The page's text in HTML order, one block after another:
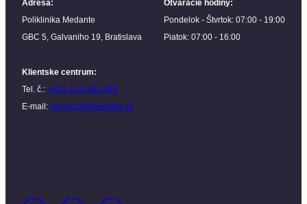
Adresa:
Poliklinika Medante
GBC 5, Galvaniho 19, Bratislava
Otváracie hodiny:
Pondelok - Štvrtok: 07:00 - 19:00
Piatok: 07:00 - 16:00
Klientske centrum:
Tel. č.: +421 2 20 302 303
E-mail: recepcia@medante.sk